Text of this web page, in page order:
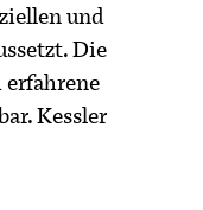
und
Die
Kessler